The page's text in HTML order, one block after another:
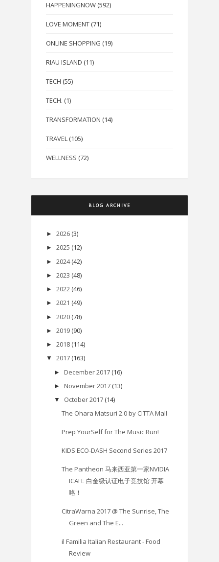
HAPPENINGNOW (592)
LOVE MOMENT (71)
ONLINE SHOPPING (19)
RIAU ISLAND (11)
TECH (55)
TECH. (1)
TRANSFORMATION (14)
TRAVEL (105)
WELLNESS (72)
BLOG ARCHIVE
► 2026 (3)
► 2025 (12)
► 2024 (42)
► 2023 (48)
► 2022 (46)
► 2021 (49)
► 2020 (78)
► 2019 (90)
► 2018 (114)
▼ 2017 (163)
► December 2017 (16)
► November 2017 (13)
▼ October 2017 (14)
The Ohara Matsuri 2.0 by CITTA Mall
Prep YourSelf for The Music Run!
KIDS ECO-DASH Second Series 2017
The Pantheon 马来西亚第一家NVIDIA
ICAFE 白金级认证电子竞技馆 开幕
咯！
CitraWarna 2017 @ The Sunrise, The
Green and The E...
il Familia Italian Restaurant - Food
Review